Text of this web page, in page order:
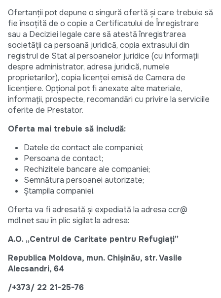
Ofertanții pot depune o singură ofertă și care trebuie să
fie însoțită de o copie a Certificatului de Înregistrare
sau a Deciziei legale care să atestă înregistrarea
societății ca persoană juridică, copia extrasului din
registrul de Stat al persoanelor juridice (cu informații
despre administrator, adresa juridică, numele
proprietarilor), copia licenței emisă de Camera de
licențiere. Opțional pot fi anexate alte materiale,
informații, prospecte, recomandări cu privire la serviciile
oferite de Prestator.
Oferta mai trebuie să includă:
Datele de contact ale companiei;
Persoana de contact;
Rechizitele bancare ale companiei;
Semnătura persoanei autorizate;
Ștampila companiei.
Oferta va fi adresată şi expediată la adresa ccr@
mdl.net sau în plic sigilat la adresa:
A.O. „Centrul de Caritate pentru Refugiați”
Republica Moldova, mun. Chișinău, str. Vasile
Alecsandri, 64
/+373/ 22 21-25-76